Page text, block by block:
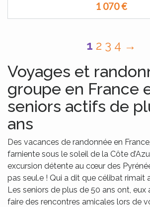
1 070€
1 2 3 4 →
Voyages et
groupe en France
seniors actifs de
ans
Des vacances de randonnée en
farniente sous le soleil de la Côte
excursion détente au cœur des
pas seul.e ! Qui a dit que célibat rimait
Les seniors de plus de 50 ans ont, eux
faire des rencontres amicales lors de